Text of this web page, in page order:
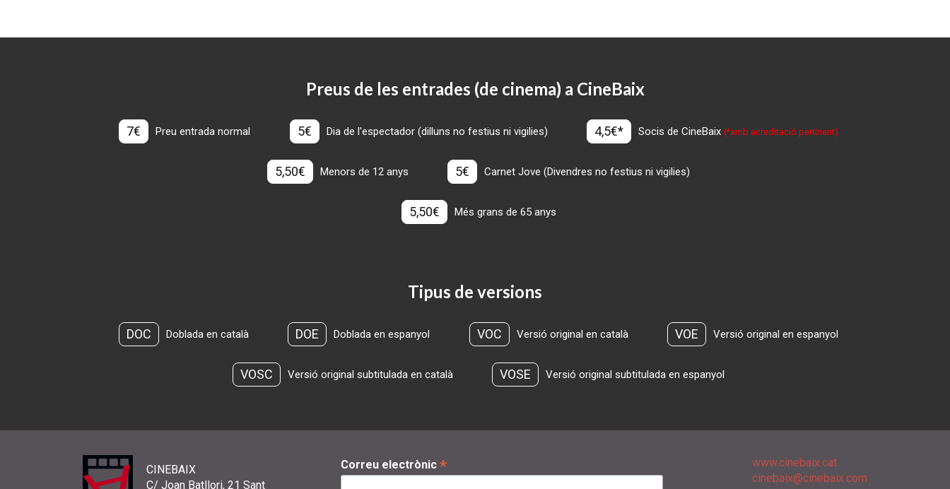
Preus de les entrades (de cinema) a CineBaix
7€ Preu entrada normal 5€ Dia de l'espectador (dilluns no festius ni vigilies) 4,5€* Socis de CineBaix(*amb acreditació pertinent)
5,50€ Menors de 12 anys 5€ Carnet Jove (Divendres no festius ni vigilies)
5,50€ Més grans de 65 anys
Tipus de versions
DOC Doblada en català DOE Doblada en espanyol VOC Versió original en català VOE Versió original en espanyol
VOSC Versió original subtitulada en català VOSE Versió original subtitulada en espanyol
CINEBAIX
C/ Joan Batllori, 21 Sant
Correu electrònic *
www.cinebaix.cat
cinebaix@cinebaix.com